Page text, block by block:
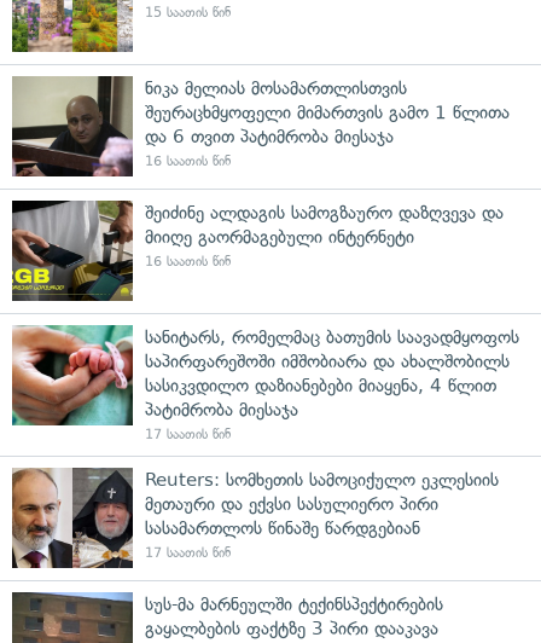
15 საათის წინ
ნიკა მელიას მოსამართლისთვის
შეურაცხმყოფელი მიმართვის გამო 1 წლითა
და 6 თვით პატიმრობა მიესაჯა
16 საათის წინ
შეიძინე ალდაგის სამოგზაურო დაზღვევა და
მიიღე გაორმაგებული ინტერნეტი
16 საათის წინ
სანიტარს, რომელმაც ბათუმის საავადმყოფოს
საპირფარეშოში იმშობიარა და ახალშობილს
სასიკვდილო დაზიანებები მიაყენა, 4 წლით
პატიმრობა მიესაჯა
17 საათის წინ
Reuters: სომხეთის სამოციქულო ეკლესიის
მეთაური და ექვსი სასულიერო პირი
სასამართლოს წინაშე წარდგებიან
17 საათის წინ
სუს-მა მარნეულში ტექინსპექტირების
გაყალბების ფაქტზე 3 პირი დააკავა